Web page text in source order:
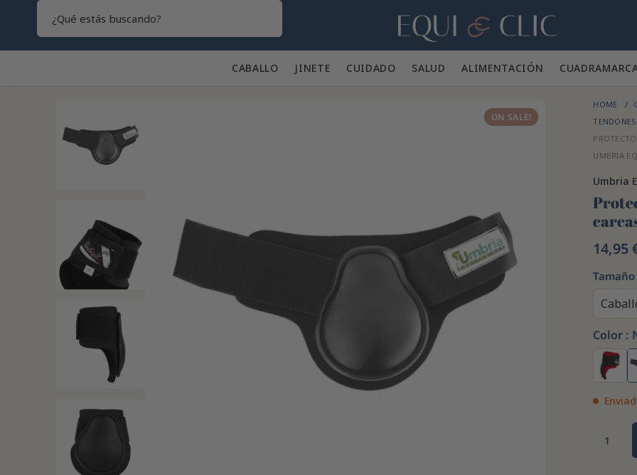
Hogar
CABALLO 🐎 JINETE 👕 CUIDADO 🪮 SALUD ✨ALIMENTACIÓN 🥕 CUADRA
ON SALE!
HOME
UMBRIA
Umbria
14,95
Tamaño
Color :